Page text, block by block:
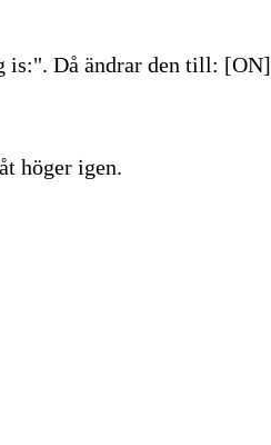
is:". Då ändrar den till: [ON]
höger igen.